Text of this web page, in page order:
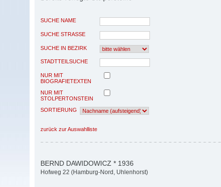
SUCHE NAME
SUCHE STRASSE
SUCHE IN BEZIRK
STADTTEILSUCHE
NUR MIT
BIOGRAFIETEXTEN
NUR MIT
STOLPERTONSTEIN
SORTIERUNG
zurück zur Auswahlliste
BERND DAWIDOWICZ * 1936
Hofweg 22 (Hamburg-Nord, Uhlenhorst)